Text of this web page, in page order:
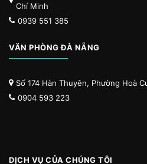
Chí Minh
0939 551 385
VĂN PHÒNG ĐÀ NẴNG
Số 174 Hàn Thuyên, Phường Hoà
0904 593 223
DỊCH VỤ CỦA CHÚNG TÔI